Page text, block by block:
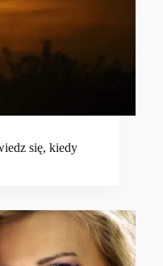
się, kiedy